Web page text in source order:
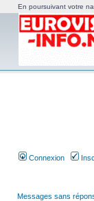
Connexion
Messages sans
En poursuivant votre